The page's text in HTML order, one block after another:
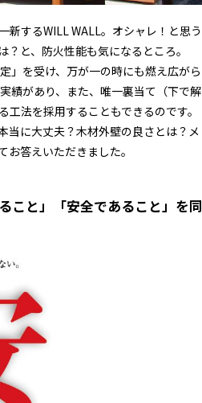
新するWILL WALL。オシャレ！と思う
と、防火性能も気になるところ。
」を受け、万が一の時にも燃え広がら
績があり、また、唯一裏当て（下で解
法を採用することもできるのです。
当に大丈夫？木材外壁の良さとは？メ
答えいただきました。
こと」「安全であること」を同